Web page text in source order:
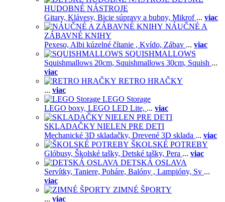
HUDOBNÉ NÁSTROJE
Gitary, Klávesy, Bicie súpravy a bubny, Mikrof ... viac
NÁUČNÉ A
ZÁBAVNÉ KNIHY
Pexeso, Albi kúzelné čítanie , Kvído, Zábav ... viac
SQUISHMALLOWS
Squishmallows 20cm, Squishmallows 30cm, Squish ...
viac
RETRO HRAČKY
... viac
LEGO Storage
LEGO boxy, LEGO LED Lite, ... viac
SKLADAČKY NIELEN PRE DETI
Mechanické 3D skladačky, Drevené 3D sklada ... viac
ŠKOLSKÉ POTREBY
Glóbusy, Školské tašky, Detské tašky, Pera ... viac
DETSKÁ OSLAVA
Servítky, Taniere, Poháre, Balóny , Lampióny, Sv ...
viac
ZIMNÉ ŠPORTY
... viac